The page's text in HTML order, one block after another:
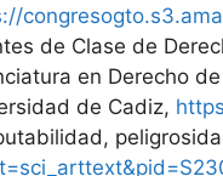
de Clase de
en Derecho
de Cadiz,